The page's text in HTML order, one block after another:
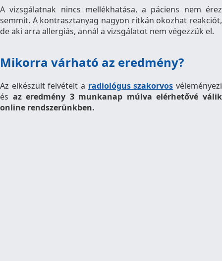
A vizsgálatnak nincs mellékhatása, a páciens nem érez
semmit. A kontrasztanyag nagyon ritkán okozhat reakciót,
de aki arra allergiás, annál a vizsgálatot nem végezzük el.
Mikorra várható az eredmény?
Az elkészült felvételt a radiológus szakorvos véleményezi
és az eredmény 3 munkanap múlva elérhetővé válik
online rendszerünkben.